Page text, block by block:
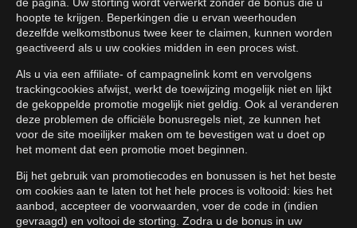
hoopte te krijgen. Beperkingen die u ervan weerhouden
dezelfde welkomstbonus twee keer te claimen, kunnen worden
geactiveerd als u uw cookies midden in een proces wist.
Als u via een affiliate- of campagnelink komt en vervolgens
trackingcookies afwijst, werkt de toewijzing mogelijk niet en lijkt
de gekoppelde promotie mogelijk niet geldig. Ook al veranderen
deze problemen de officiële bonusregels niet, ze kunnen het
voor de site moeilijker maken om te bevestigen wat u doet op
het moment dat een promotie moet beginnen.
Bij het gebruik van promotiecodes en bonussen is het het beste
om cookies aan te laten tot het hele proces is voltooid: kies het
aanbod, accepteer de voorwaarden, voer de code in (indien
gevraagd) en voltooi de storting. Zodra u de bonus in uw